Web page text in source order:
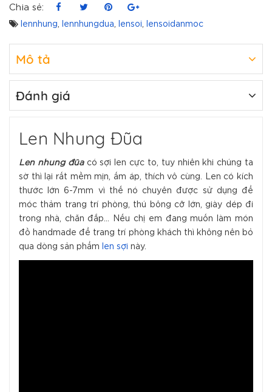
Chia sẻ:
lennhung, lennhungdua, lensoi , lensoidanmoc
Mô tả
Đánh giá
Len Nhung Đũa
Len nhung đũacó sợi len cực to, tuy nhiên khi chúng ta
sờ thì lại rất mềm mịn, ấm áp, thích vô cùng. Len có kích
thước lớn 6-7mm vì thế nó chuyên được sử dụng để
móc thảm trang trí phòng, thú bông cỡ lớn, giày dép đi
trong nhà, chăn đắp... Nếu chị em đang muốn làm món
đồ handmade để trang trí phòng khách thì không nên bỏ
qua dòng sản phẩm
len sợi này.